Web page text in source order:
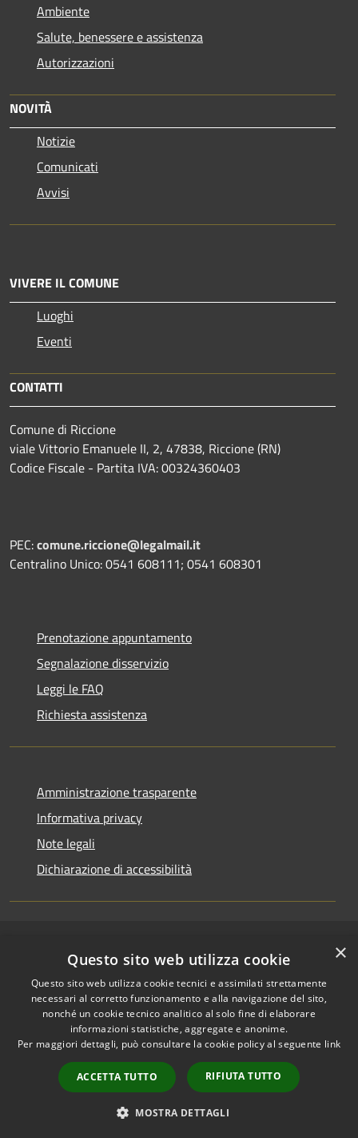
Ambiente
Salute, benessere e assistenza
Autorizzazioni
NOVITÀ
Notizie
Comunicati
Avvisi
VIVERE IL COMUNE
Luoghi
Eventi
CONTATTI
Comune di Riccione
viale Vittorio Emanuele II, 2, 47838, Riccione (RN)
Codice Fiscale - Partita IVA: 00324360403
PEC:comune.riccione@legalmail.it
Centralino Unico: 0541 608111; 0541 608301
Prenotazione appuntamento
Segnalazione disservizio
Leggi le FAQ
Richiesta assistenza
Amministrazione trasparente
Informativa privacy
Note legali
Dichiarazione di accessibilità
Accessibilità
Privacy
Cookie
Mappa del sito
Area riservata
amministratori comunali
Portale Dipendente
Comunicazioni Dirigenti
Copyright © 2026 • Comune di
Riccione • Powered by
Municipium•Accesso
redazione
×
Questo sito web utilizza cookie
Questo sito web utilizza cookie tecnici e assimilati strettamente
necessari al corretto funzionamento e alla navigazione del sito,
nonché un cookie tecnico analitico al solo fine di elaborare
informazioni statistiche, aggregate e anonime.
Per maggiori dettagli, può consultare la cookie policy al seguente link
ACCETTA TUTTO RIFIUTA TUTTO
MOSTRA DETTAGLI